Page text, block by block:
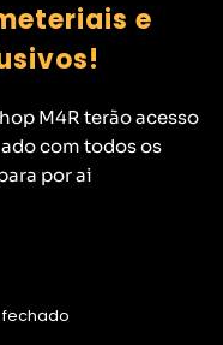
e
M4R terão acesso
com todos os
por ai
fechado